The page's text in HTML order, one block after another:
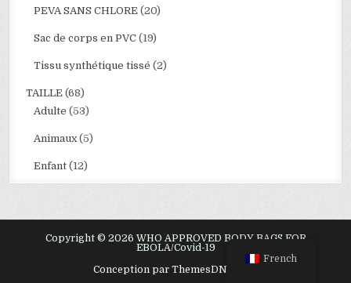
PEVA SANS CHLORE (20)
Sac de corps en PVC (19)
Tissu synthétique tissé (2)
TAILLE (68)
Adulte (53)
Animaux (5)
Enfant (12)
Copyright © 2026 WHO APPROVED BODY BAGS FOR
EBOLA/Covid-19
Conception par ThemesDNA.com
French